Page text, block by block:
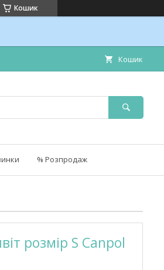
Кошик
Кошик
% Розпродаж
розмір S Canpol